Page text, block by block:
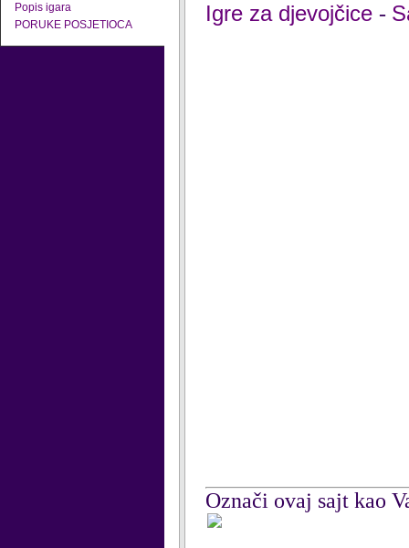
Popis igara
PORUKE POSJETIOCA
Igre za djevojčice -
Označi ovaj sajt kao